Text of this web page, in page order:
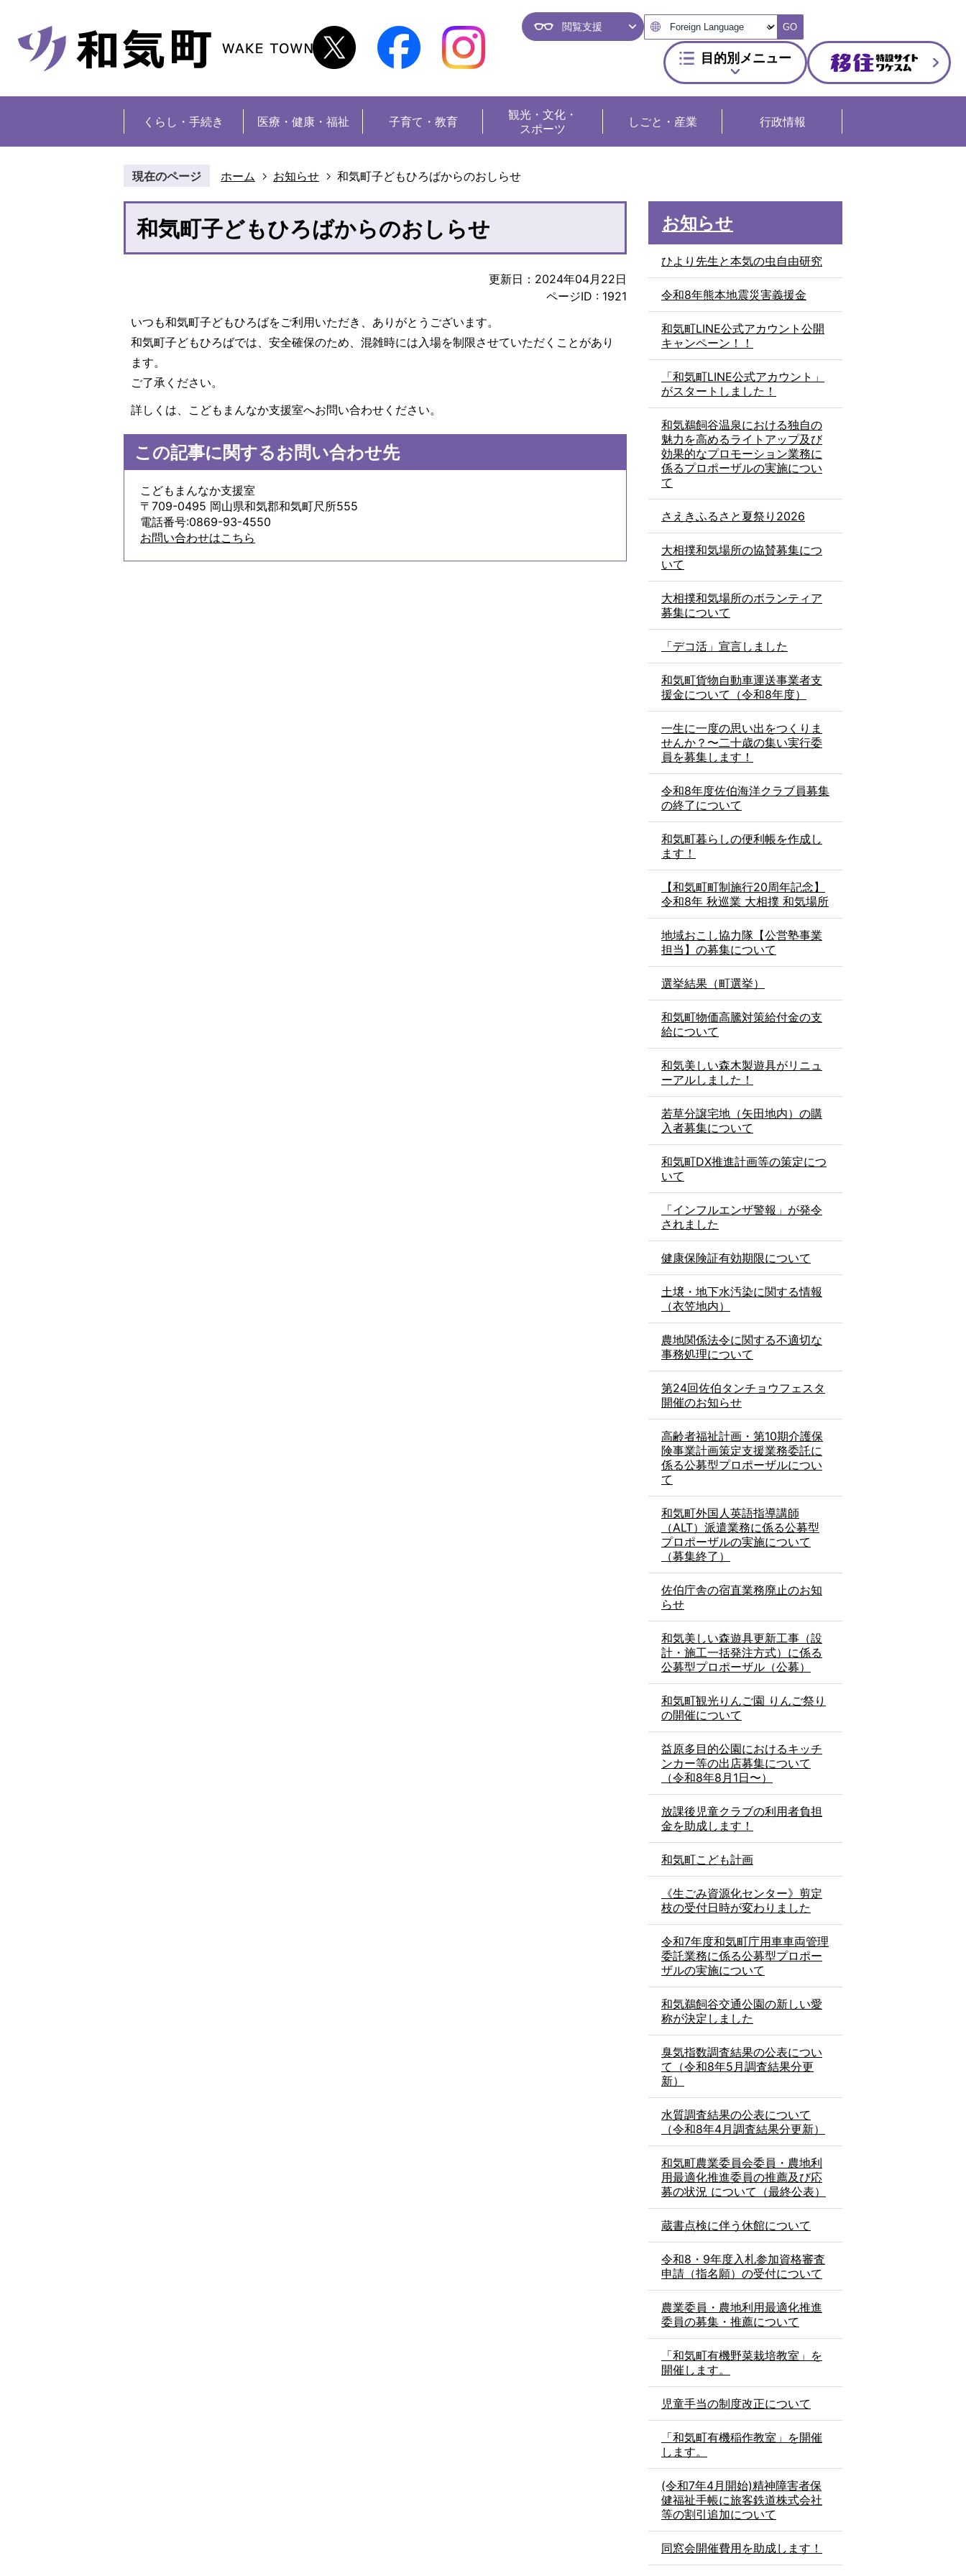
閲覧支援 GO
目的別メニュー
くらし・手続き 医療・健康・福祉 子育て・教育 観光・文化・
スポーツ
しごと・産業 行政情報
現在のページ ホーム お知らせ 和気町子どもひろばからのおしらせ
和気町子どもひろばからのおしらせ
更新日：2024年04月22日
ページID : 1921
いつも和気町子どもひろばをご利用いただき、ありがとうございます。
和気町子どもひろばでは、安全確保のため、混雑時には入場を制限させていただくことがあり
ます。
ご了承ください。
詳しくは、こどもまんなか支援室へお問い合わせください。
この記事に関するお問い合わせ先
こどもまんなか支援室
〒709-0495 岡山県和気郡和気町尺所555
電話番号:0869-93-4550
お問い合わせはこちら
お知らせ
ひより先生と本気の虫自由研究
令和8年熊本地震災害義援金
和気町LINE公式アカウント公開
キャンペーン！！
「和気町LINE公式アカウント」
がスタートしました！
和気鵜飼谷温泉における独自の
魅力を高めるライトアップ及び
効果的なプロモーション業務に
係るプロポーザルの実施につい
て
さえきふるさと夏祭り2026
大相撲和気場所の協賛募集につ
いて
大相撲和気場所のボランティア
募集について
「デコ活」宣言しました
和気町貨物自動車運送事業者支
援金について（令和8年度）
一生に一度の思い出をつくりま
せんか？〜二十歳の集い実行委
員を募集します！
令和8年度佐伯海洋クラブ員募集
の終了について
和気町暮らしの便利帳を作成し
ます！
【和気町町制施行20周年記念】
令和8年 秋巡業 大相撲 和気場所
地域おこし協力隊【公営塾事業
担当】の募集について
選挙結果（町選挙）
和気町物価高騰対策給付金の支
給について
和気美しい森木製遊具がリニュ
ーアルしました！
若草分譲宅地（矢田地内）の購
入者募集について
和気町DX推進計画等の策定につ
いて
「インフルエンザ警報」が発令
されました
健康保険証有効期限について
土壌・地下水汚染に関する情報
（衣笠地内）
農地関係法令に関する不適切な
事務処理について
第24回佐伯タンチョウフェスタ
開催のお知らせ
高齢者福祉計画・第10期介護保
険事業計画策定支援業務委託に
係る公募型プロポーザルについ
て
和気町外国人英語指導講師
（ALT）派遣業務に係る公募型
プロポーザルの実施について
（募集終了）
佐伯庁舎の宿直業務廃止のお知
らせ
和気美しい森遊具更新工事（設
計・施工一括発注方式）に係る
公募型プロポーザル（公募）
和気町観光りんご園 りんご祭り
の開催について
益原多目的公園におけるキッチ
ンカー等の出店募集について
（令和8年8月1日〜）
放課後児童クラブの利用者負担
金を助成します！
和気町こども計画
《生ごみ資源化センター》剪定
枝の受付日時が変わりました
令和7年度和気町庁用車車両管理
委託業務に係る公募型プロポー
ザルの実施について
和気鵜飼谷交通公園の新しい愛
称が決定しました
臭気指数調査結果の公表につい
て（令和8年5月調査結果分更
新）
水質調査結果の公表について
（令和8年4月調査結果分更新）
和気町農業委員会委員・農地利
用最適化推進委員の推薦及び応
募の状況 について（最終公表）
蔵書点検に伴う休館について
令和8・9年度入札参加資格審査
申請（指名願）の受付について
農業委員・農地利用最適化推進
委員の募集・推薦について
「和気町有機野菜栽培教室」を
開催します。
児童手当の制度改正について
「和気町有機稲作教室」を開催
します。
(令和7年4月開始)精神障害者保
健福祉手帳に旅客鉄道株式会社
等の割引追加について
同窓会開催費用を助成します！